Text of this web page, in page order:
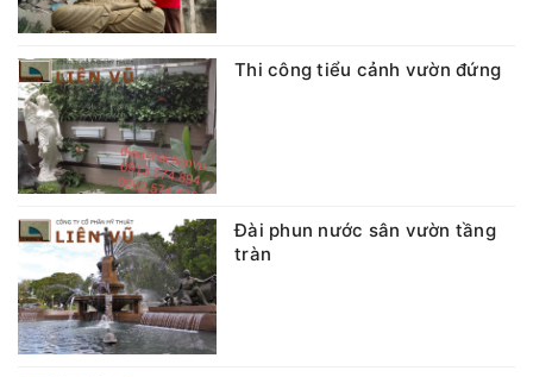
Thi công tiểu cảnh vườn đứng
Đài phun nước sân vườn tầng
tràn